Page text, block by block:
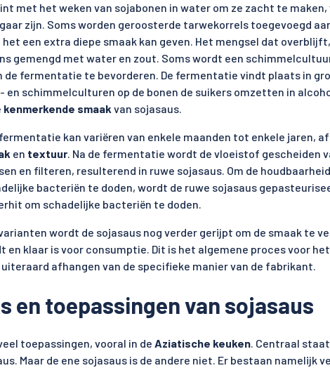
met het weken van sojabonen in water om ze zacht te maken,
zijn. Soms worden geroosterde tarwekorrels toegevoegd
een extra diepe smaak kan geven. Het mengsel dat
gemengd met water en zout. Soms wordt een
de fermentatie te bevorderen. De fermentatie vindt plaats in
en schimmelculturen op de bonen de suikers omzetten in
kenmerkende smaak van sojasaus.
fermentatie kan variëren van enkele maanden tot enkele jaren,
en textuur. Na de fermentatie wordt de vloeistof gescheiden
en filteren, resulterend in ruwe sojasaus. Om de
bacteriën te doden, wordt de ruwe sojasaus
om schadelijke bacteriën te doden.
wordt de sojasaus nog verder gerijpt om de smaak te
en klaar is voor consumptie. Dit is het algemene proces voor
afhangen van de specifieke manier van de fabrikant.
en toepassingen van sojasaus
toepassingen, vooral in de Aziatische keuken. Centraal
Maar de ene sojasaus is de andere niet. Er bestaan namelijk